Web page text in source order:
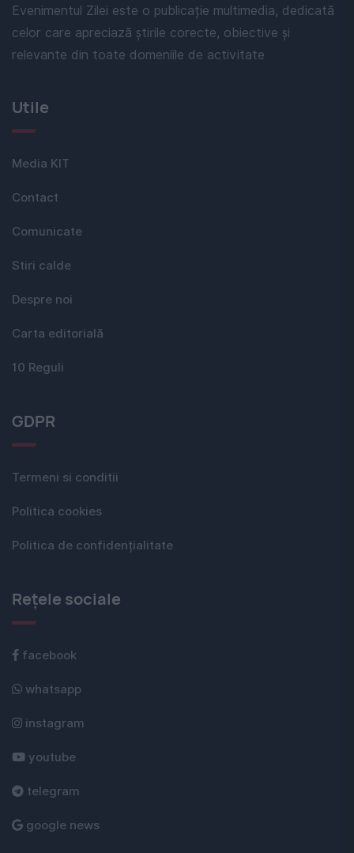
Evenimentul Zilei este o publicație multimedia, dedicată
celor care apreciază știrile corecte, obiective și
relevante din toate domeniile de activitate
Utile
Media KIT
Contact
Comunicate
Stiri calde
Despre noi
Carta editorială
10 Reguli
GDPR
Termeni si conditii
Politica cookies
Politica de confidențialitate
Rețele sociale
facebook
whatsapp
instagram
youtube
telegram
google news